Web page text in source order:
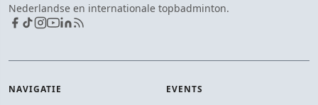
Nederlandse en internationale topbadminton.
NAVIGATIE EVENTS